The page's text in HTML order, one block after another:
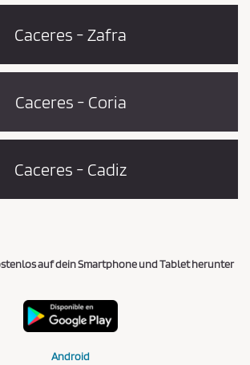
Caceres - Zafra
Caceres - Coria
Caceres - Cadiz
auf dein Smartphone und Tablet herunter
Android